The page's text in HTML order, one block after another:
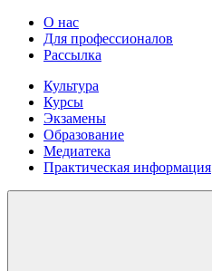
О нас
Для профессионалов
Рассылка
Культура
Курсы
Экзамены
Образование
Медиатека
Практическая информация